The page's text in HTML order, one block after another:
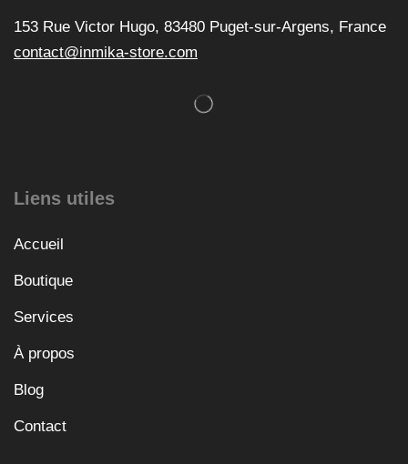
153 Rue Victor Hugo, 83480 Puget-sur-Argens, France
contact@inmika-store.com
Liens utiles
Accueil
Boutique
Services
À propos
Blog
Contact